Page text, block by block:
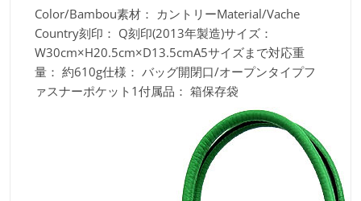
Color/Bambou素材： カントリーMaterial/Vache
Country刻印： Q刻印(2013年製造)サイズ：
W30cm×H20.5cm×D13.5cmA5サイズまで対応重
量： 約610g仕様： バッグ開閉口/オープンタイプフ
ァスナーポケット1付属品： 箱保存袋